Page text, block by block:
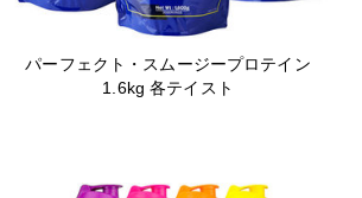
パーフェクト・スムージープロテイン
1.6kg 各テイスト